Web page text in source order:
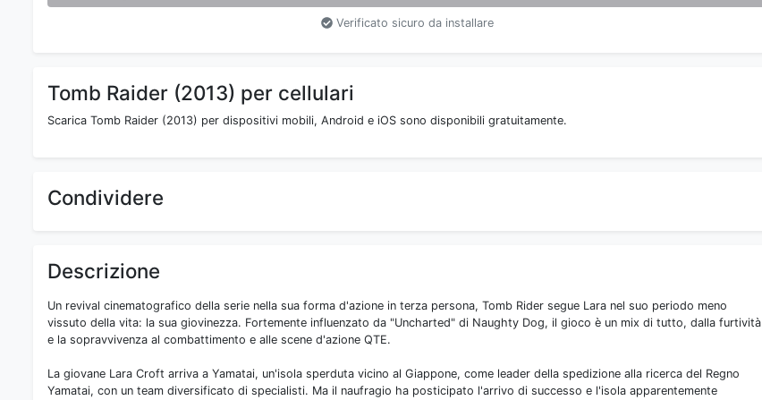
Verificato sicuro da installare
Tomb Raider (2013) per cellulari
Scarica Tomb Raider (2013) per dispositivi mobili, Android e iOS sono disponibili gratuitamente.
Condividere
Descrizione
Un revival cinematografico della serie nella sua forma d'azione in terza persona, Tomb Rider segue Lara nel suo periodo meno
vissuto della vita: la sua giovinezza. Fortemente influenzato da "Uncharted" di Naughty Dog, il gioco è un mix di tutto, dalla furtività
e la sopravvivenza al combattimento e alle scene d'azione QTE.
La giovane Lara Croft arriva a Yamatai, un'isola sperduta vicino al Giappone, come leader della spedizione alla ricerca del Regno
Yamatai, con un team diversificato di specialisti. Ma il naufragio ha posticipato l'arrivo di successo e l'isola apparentemente